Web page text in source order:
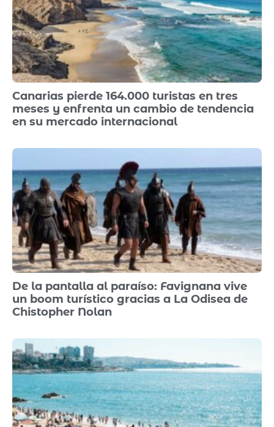
Canarias pierde 164.000 turistas en tres
meses y enfrenta un cambio de tendencia
en su mercado internacional
De la pantalla al paraíso: Favignana vive
un boom turístico gracias a La Odisea de
Chistopher Nolan